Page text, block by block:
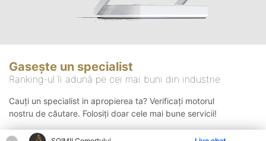
Gasește un specialist
Ranking-ul îi adună pe cei mai buni din industrie
Cauți un specialist in apropierea ta? Verificați motorul
nostru de căutare. Folosiți doar cele mai bune servicii!